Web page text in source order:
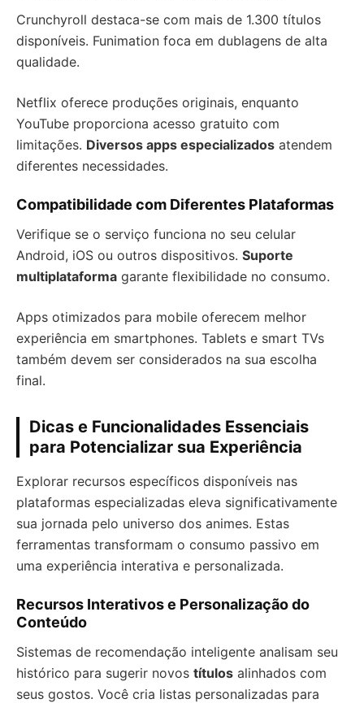
Crunchyroll destaca-se com mais de 1.300 títulos
disponíveis. Funimation foca em dublagens de alta
qualidade.
Netflix oferece produções originais, enquanto
YouTube proporciona acesso gratuito com
limitações. Diversos apps especializados atendem
diferentes necessidades.
Compatibilidade com Diferentes Plataformas
Verifique se o serviço funciona no seu celular
Android, iOS ou outros dispositivos. Suporte
multiplataforma garante flexibilidade no consumo.
Apps otimizados para mobile oferecem melhor
experiência em smartphones. Tablets e smart TVs
também devem ser considerados na sua escolha
final.
Dicas e Funcionalidades Essenciais
para Potencializar sua Experiência
Explorar recursos específicos disponíveis nas
plataformas especializadas eleva significativamente
sua jornada pelo universo dos animes. Estas
ferramentas transformam o consumo passivo em
uma experiência interativa e personalizada.
Recursos Interativos e Personalização do
Conteúdo
Sistemas de recomendação inteligente analisam seu
histórico para sugerir novos títulos alinhados com
seus gostos. Você cria listas personalizadas para